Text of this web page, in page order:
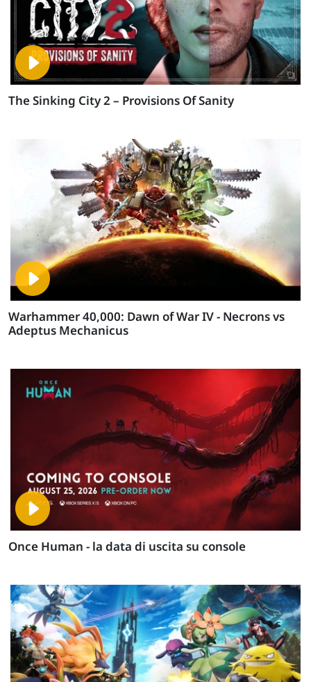
The Sinking City 2 – Provisions Of Sanity
Warhammer 40,000: Dawn of War IV - Necrons vs
Adeptus Mechanicus
Once Human - la data di uscita su console